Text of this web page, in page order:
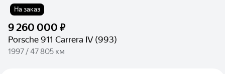
На заказ
9 260 000 ₽
Porsche 911 Carrera IV (993)
1997 / 47 805 км